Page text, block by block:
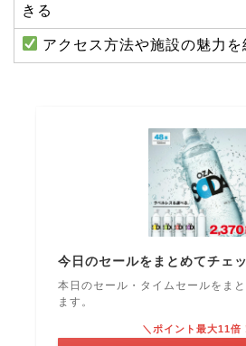
きる
アクセス方法や施設の魅力
今日のセールをまとめてチェッ
本日のセール・タイムセールをま
ます。
＼ポイント最大11倍